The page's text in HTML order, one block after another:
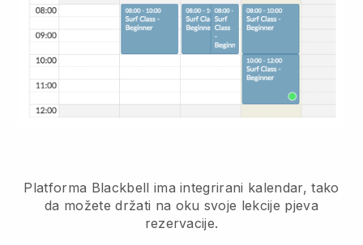
Platforma Blackbell imaintegrirani kalendar, tako
da možete držati na oku svoje lekcije pjeva
rezervacije.